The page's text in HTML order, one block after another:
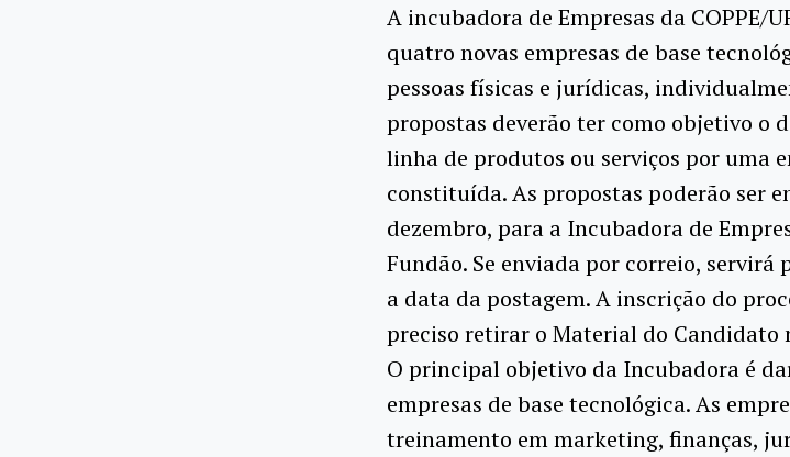
A incubadora de Empresas da COPPE/
quatro novas empresas de base
pessoas físicas e jurídicas,
propostas deverão ter como objetivo o
linha de produtos ou serviços por uma
constituída. As propostas poderão ser
dezembro, para a Incubadora de
Fundão. Se enviada por correio, servirá
a data da postagem. A inscrição do
preciso retirar o Material do Candidato
O principal objetivo da Incubadora é
empresas de base tecnológica. As
treinamento em marketing, finanças,